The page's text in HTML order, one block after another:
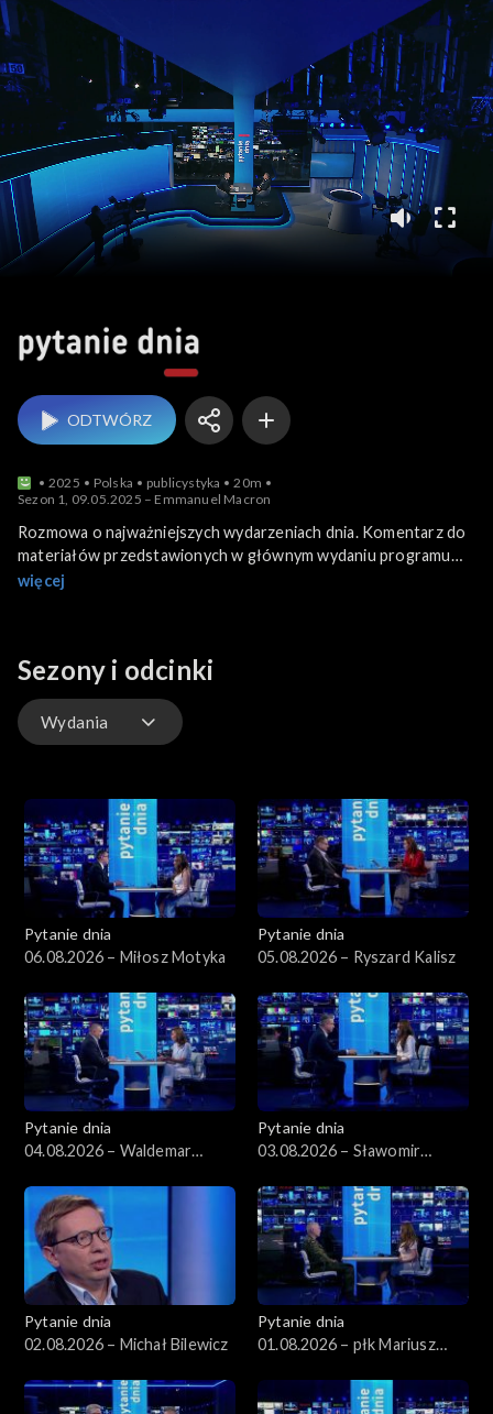
ODTWÓRZ
2025 Polska publicystyka
20m
Sezon 1, 09.05.2025 – Emmanuel Macron
Rozmowa o najważniejszych wydarzeniach dnia. Komentarz do
materiałów przedstawionych w głównym wydaniu programu
informacyjnego.
więcej
Sezony i odcinki
Wydania
Pytanie dnia
06.08.2026 – Miłosz Motyka
Pytanie dnia
05.08.2026 – Ryszard Kalisz
Pytanie dnia
04.08.2026 – Waldemar
Pytanie dnia
03.08.2026 – Sławomir
Pytanie dnia
02.08.2026 – Michał Bilewicz
Pytanie dnia
01.08.2026 – płk Mariusz